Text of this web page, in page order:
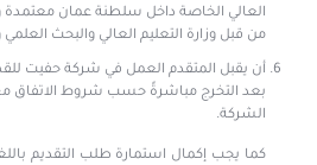
العالي الخاصة داخل سلطنة عمان معتمدة
من قبل وزارة التعليم العالي والبحث العلمي
أن يقبل المتقدم العمل في شركة حفيت
بعد التخرج مباشرةً حسب شروط الاتفاق
الشركة.
كما يجب إكمال استمارة طلب التقديم باللغة